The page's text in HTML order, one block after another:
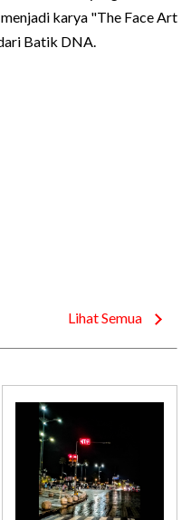
karya "The Face Art
Batik DNA.
Lihat Semua